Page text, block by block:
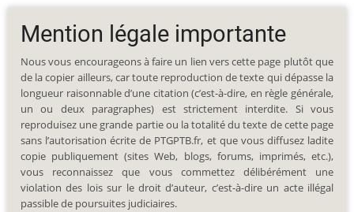
Mention légale importante
Nous vous encourageons à faire un lien vers cette page plutôt que
de la copier ailleurs, car toute reproduction de texte qui dépasse la
longueur raisonnable d’une citation (c’est-à-dire, en règle générale,
un ou deux paragraphes) est strictement interdite. Si vous
reproduisez une grande partie ou la totalité du texte de cette page
sans l’autorisation écrite de PTGPTB.fr, et que vous diffusez ladite
copie publiquement (sites Web, blogs, forums, imprimés, etc.),
vous reconnaissez que vous commettez délibérément une
violation des lois sur le droit d’auteur, c’est-à-dire un acte illégal
passible de poursuites judiciaires.